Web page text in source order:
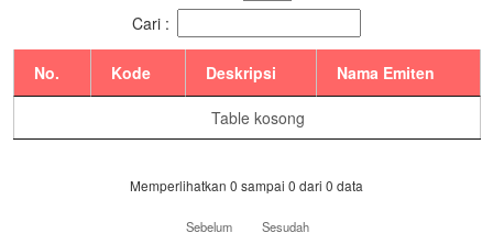
Cari :
No. Kode Deskripsi Nama Emiten
Table kosong
Memperlihatkan 0 sampai 0 dari 0 data
Sebelum Sesudah